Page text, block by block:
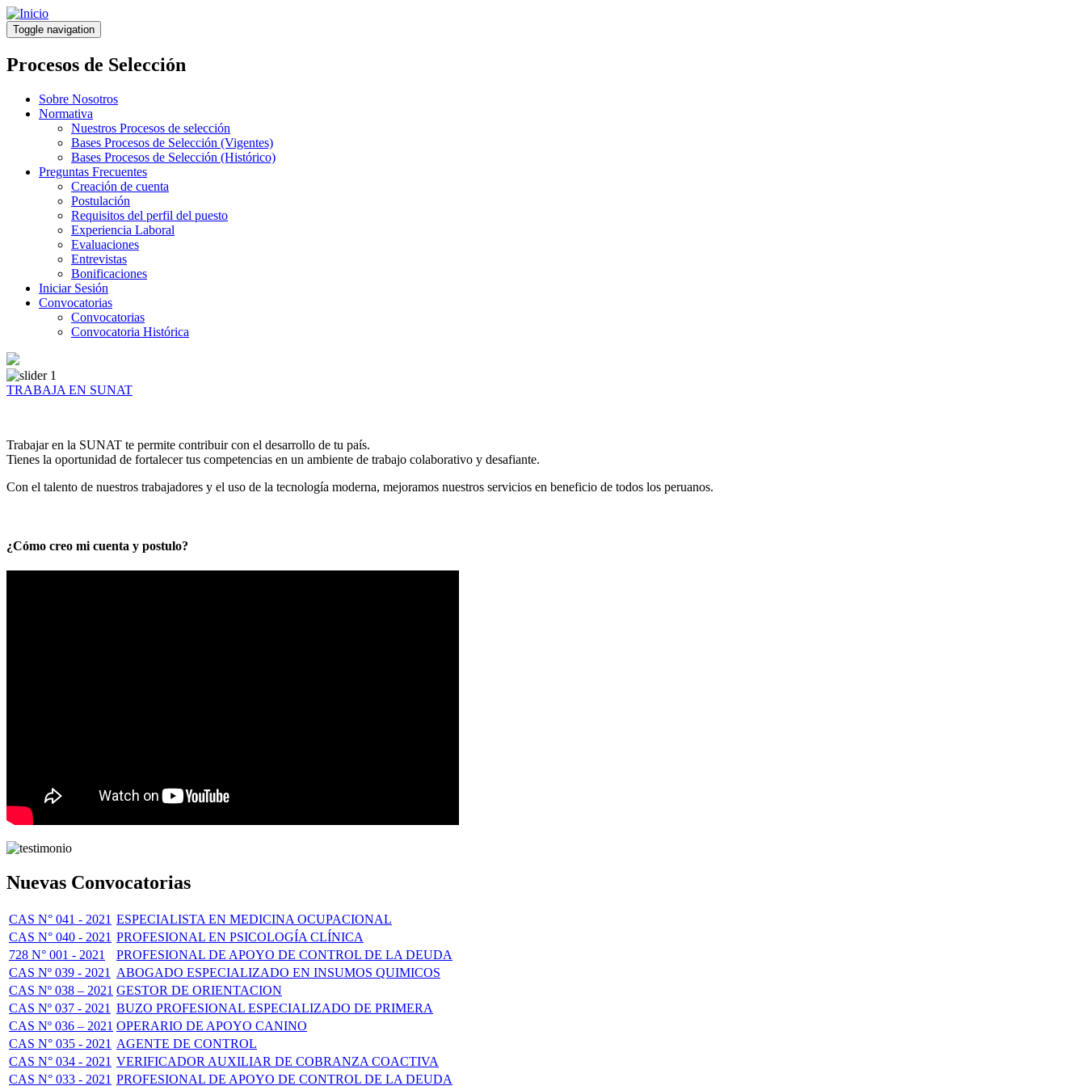
Pasar
al
contenido
principal
Toggle navigation
Procesos de Selección
Sobre Nosotros
Normativa
Nuestros Procesos de selección
Bases Procesos de Selección (Vigentes)
Bases Procesos de Selección (Histórico)
Preguntas Frecuentes
Creación de cuenta
Postulación
Requisitos del perfil del puesto
Experiencia Laboral
Evaluaciones
Entrevistas
Bonificaciones
Iniciar Sesión
Convocatorias
Convocatorias
Convocatoria Histórica
TRABAJA EN SUNAT
Trabajar en la SUNAT te permite contribuir con el desarrollo de tu país.
Tienes la oportunidad de fortalecer tus competencias en un ambiente de trabajo colaborativo y desafiante.
Con el talento de nuestros trabajadores y el uso de la tecnología moderna, mejoramos nuestros servicios en beneficio de todos los peruanos.
¿Cómo creo mi cuenta y postulo?
Nuevas Convocatorias
CAS N° 041 - 2021 ESPECIALISTA EN MEDICINA OCUPACIONAL
CAS N° 040 - 2021 PROFESIONAL EN PSICOLOGÍA CLÍNICA
728 N° 001 - 2021
PROFESIONAL DE APOYO DE CONTROL DE LA DEUDA
CAS Nº 039 - 2021
ABOGADO ESPECIALIZADO EN INSUMOS QUIMICOS
CAS Nº 038 – 2021 GESTOR DE ORIENTACION
CAS Nº 037 - 2021 BUZO PROFESIONAL ESPECIALIZADO DE PRIMERA
CAS Nº 036 – 2021 OPERARIO DE APOYO CANINO
CAS N° 035 - 2021 AGENTE DE CONTROL
CAS N° 034 - 2021 VERIFICADOR AUXILIAR DE COBRANZA COACTIVA
CAS N° 033 - 2021 PROFESIONAL DE APOYO DE CONTROL DE LA DEUDA